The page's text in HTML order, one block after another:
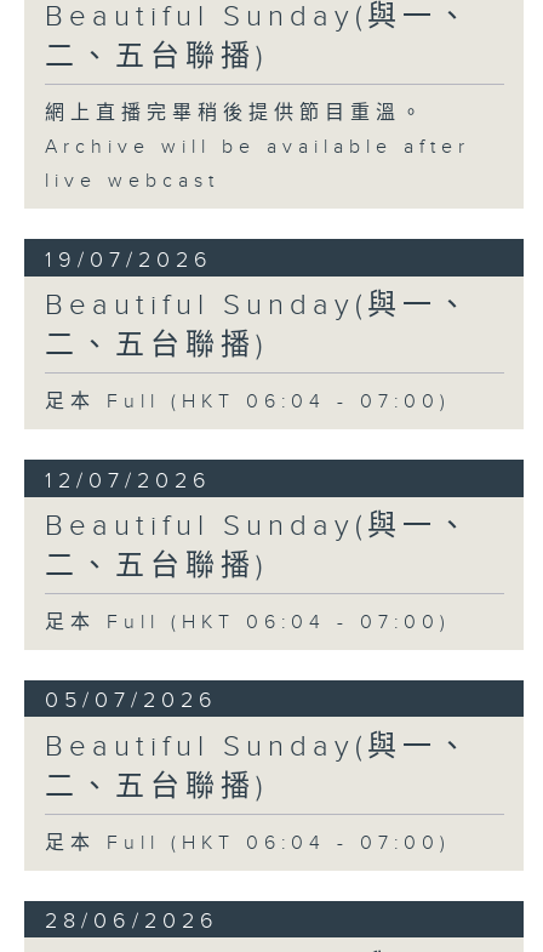
Beautiful Sunday(與一、
二、五台聯播)
網上直播完畢稍後提供節目重溫。
Archive will be available after
live webcast
19/07/2026
Beautiful Sunday(與一、
二、五台聯播)
足本 Full (HKT 06:04 - 07:00)
12/07/2026
Beautiful Sunday(與一、
二、五台聯播)
足本 Full (HKT 06:04 - 07:00)
05/07/2026
Beautiful Sunday(與一、
二、五台聯播)
足本 Full (HKT 06:04 - 07:00)
28/06/2026